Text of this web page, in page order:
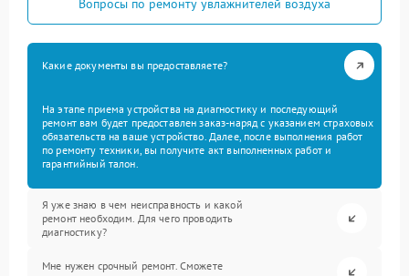
Вопросы по ремонту увлажнителей воздуха
Какие документы вы предоставляете?
На этапе приема устройства на диагностику и последующий
ремонт вам будет предоставлен заказ-наряд с указанием страховых
обязательств на ваше устройство. Далее, после выполнения работ
по ремонту техники, вы получите акт выполненных работ и
гарантийный талон.
Я уже знаю в чем неисправность и какой
ремонт необходим. Для чего проводить
диагностику?
Мне нужен срочный ремонт. Сможете